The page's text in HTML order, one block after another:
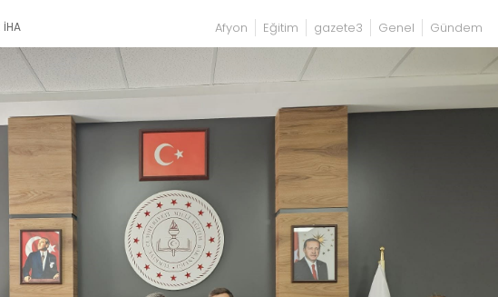
Afyon Eğitim gazete3 Genel Gündem